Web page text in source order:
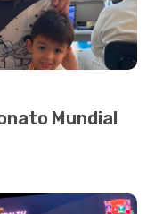
Mundial